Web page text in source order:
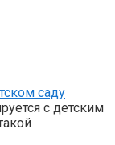
саду
с детским